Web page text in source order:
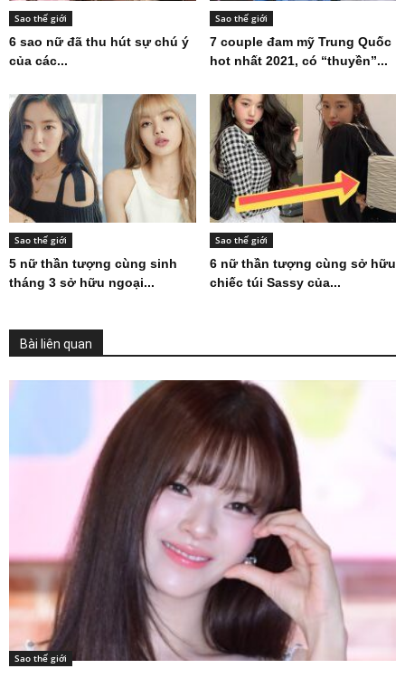
Sao thế giới
6 sao nữ đã thu hút sự chú ý
của các...
Sao thế giới
7 couple đam mỹ Trung Quốc
hot nhất 2021, có “thuyền”...
Sao thế giới
5 nữ thần tượng cùng sinh
tháng 3 sở hữu ngoại...
Sao thế giới
6 nữ thần tượng cùng sở hữu
chiếc túi Sassy của...
Bài liên quan
Sao thế giới